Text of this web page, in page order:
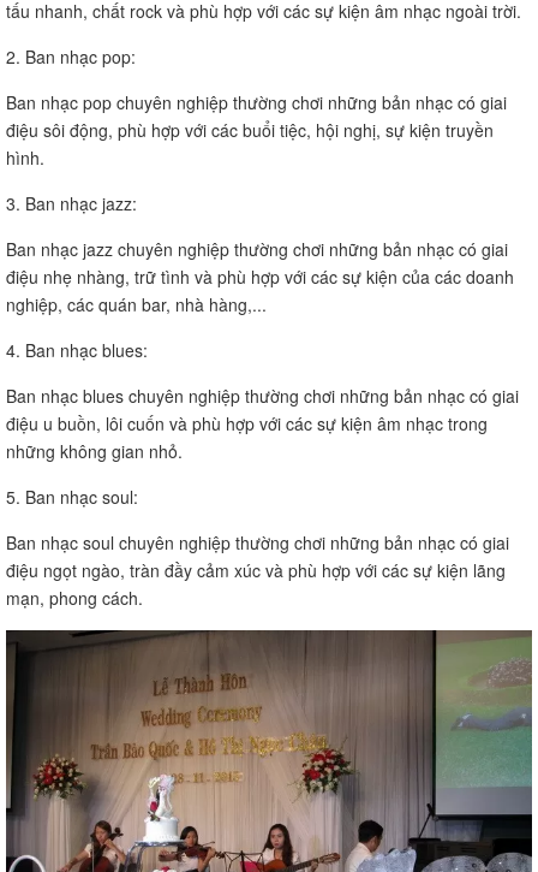
tấu nhanh, chất rock và phù hợp với các sự kiện âm nhạc ngoài trời.
2. Ban nhạc pop:
Ban nhạc pop chuyên nghiệp thường chơi những bản nhạc có giai
điệu sôi động, phù hợp với các buổi tiệc, hội nghị, sự kiện truyền
hình.
3. Ban nhạc jazz:
Ban nhạc jazz chuyên nghiệp thường chơi những bản nhạc có giai
điệu nhẹ nhàng, trữ tình và phù hợp với các sự kiện của các doanh
nghiệp, các quán bar, nhà hàng,...
4. Ban nhạc blues:
Ban nhạc blues chuyên nghiệp thường chơi những bản nhạc có giai
điệu u buồn, lôi cuốn và phù hợp với các sự kiện âm nhạc trong
những không gian nhỏ.
5. Ban nhạc soul:
Ban nhạc soul chuyên nghiệp thường chơi những bản nhạc có giai
điệu ngọt ngào, tràn đầy cảm xúc và phù hợp với các sự kiện lãng
mạn, phong cách.